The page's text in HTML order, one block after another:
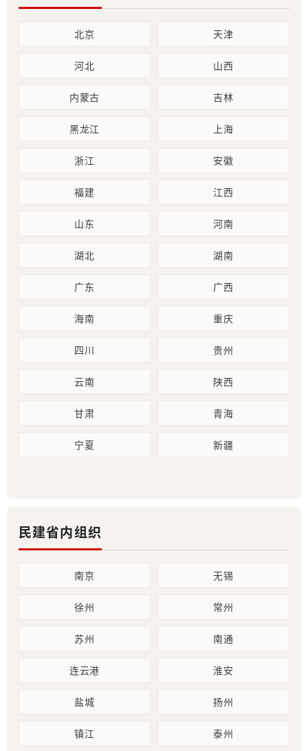
北京 天津
河北 山西
内蒙古 吉林
黑龙江 上海
浙江 安徽
福建 江西
山东 河南
湖北 湖南
广东 广西
海南 重庆
四川 贵州
云南 陕西
甘肃 青海
宁夏 新疆
民建省内组织
南京 无锡
徐州 常州
苏州 南通
连云港 淮安
盐城 扬州
镇江 泰州